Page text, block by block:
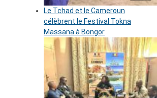
Le Tchad et le Cameroun
célèbrent le Festival Tokna
Massana à Bongor